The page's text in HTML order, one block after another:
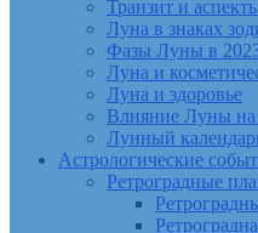
Транзит и
Луна в знаках
Фазы Луны в
Луна и
Луна и здоровье
Влияние Луны на
Лунный
Астрологические
Ретроградные